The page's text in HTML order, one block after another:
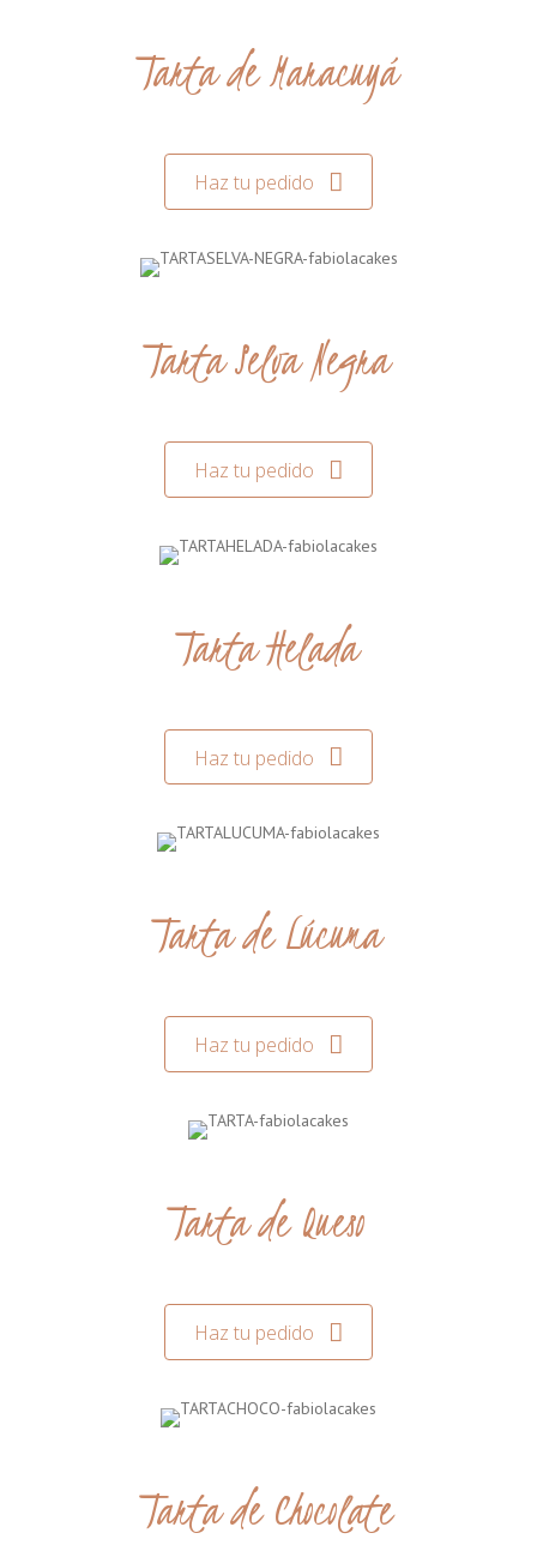
Tarta de Maracuyá
Haz tu pedido
Tarta Selva Negra
Haz tu pedido
Tarta Helada
Haz tu pedido
Tarta de Lúcuma
Haz tu pedido
Tarta de Queso
Haz tu pedido
Tarta de Chocolate